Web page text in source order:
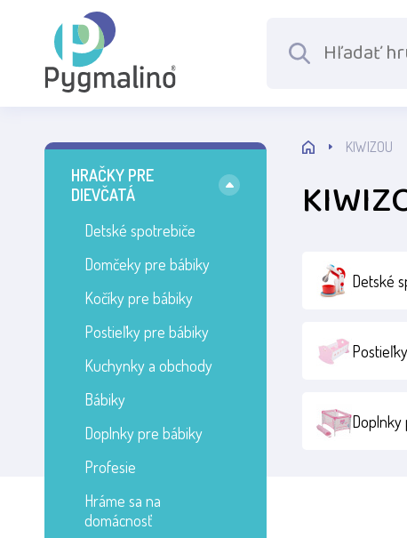
HRAČKY PRE
DIEVČATÁ
Detské spotrebiče
Domčeky pre bábiky
Kočíky pre bábiky
Postieľky pre bábiky
Kuchynky a obchody
Bábiky
Doplnky pre bábiky
Profesie
Hráme sa na
domácnosť
KIWIZOU
Detské
Doplnky